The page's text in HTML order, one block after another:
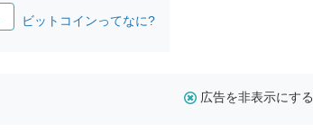
ビットコインってなに?
広告を非表示にする